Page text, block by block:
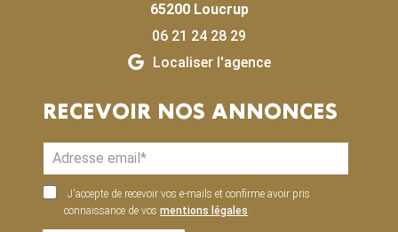
65200 Loucrup
06 21 24 28 29
Localiser l'agence
RECEVOIR NOS ANNONCES
J'accepte de recevoir vos e-mails et confirme avoir pris
connaissance de vos mentions légales.